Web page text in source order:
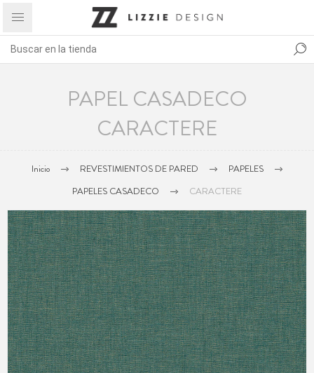
PAPEL CASADECO
CARACTERE
Inicio REVESTIMIENTOS DE PARED
PAPELES
PAPELES CASADECO
CARACTERE